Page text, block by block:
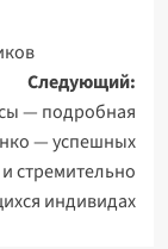
Следующий:
— подробная
— успешных
стремительно
индивидах